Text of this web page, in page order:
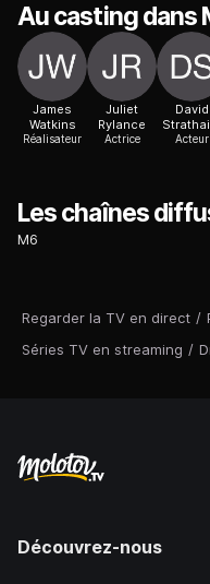
Regarder la TV en direct /
Séries TV en streaming /
Au casting dans
James
Watkins
Réalisateur
Juliet
Rylance
Actrice
David
Acteur
Les chaînes
M6
Découvrez-nous